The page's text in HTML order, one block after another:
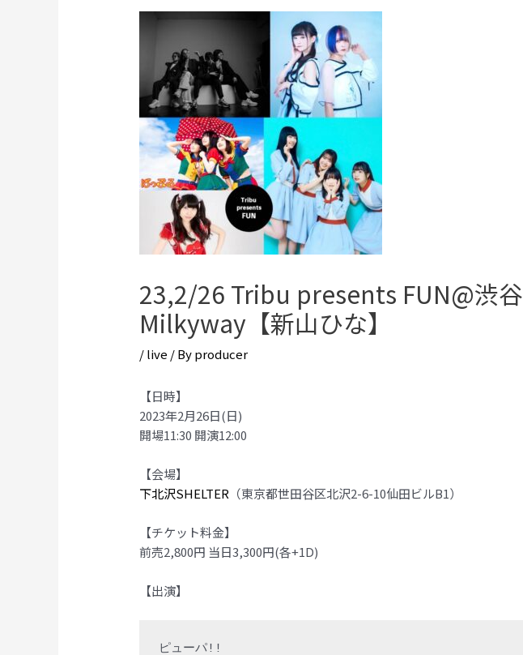
23,2/26 Tribu presents FUN@渋谷
Milkyway【新山ひな】
/live / Byproducer
【日時】
2023年2月26日(日)
開場11:30 開演12:00
【会場】
下北沢SHELTER （東京都世田谷区北沢2-6-10仙田ビルB1）
【チケット料金】
前売2,800円 当日3,300円(各+1D)
【出演】
ピューパ!!